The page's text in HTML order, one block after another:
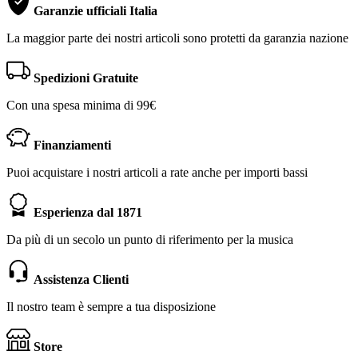
Garanzie ufficiali Italia
La maggior parte dei nostri articoli sono protetti da garanzia nazione
Spedizioni Gratuite
Con una spesa minima di 99€
Finanziamenti
Puoi acquistare i nostri articoli a rate anche per importi bassi
Esperienza dal 1871
Da più di un secolo un punto di riferimento per la musica
Assistenza Clienti
Il nostro team è sempre a tua disposizione
Store